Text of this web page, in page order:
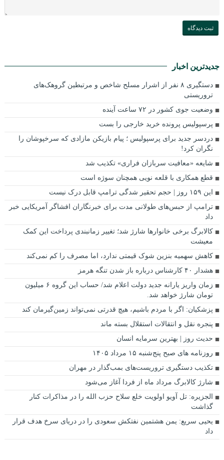
جدیدترین اخبار
دستگیری ۸ نفر از اشرار مسلح شاخص و مرتبطین گروهک‌های
تروریستی
وضعیت جوی کشور در ۷۲ ساعت آینده
پرسپولیس پرونده خرید خارجی را بست
دردسر جدید برای پرسپولیس ؛ پیام بازیکن مازادی که سرخپوشان را
نگران کرد!
شایعه «معافیت سربازان فراری» تکذیب شد
قطع همکاری با قلعه نویی همچنان سوژه است
این ۱۵۹ روز | حجم تحقیر شدگی ترامپ قابل درک نیست
ترامپ از حبس‌های طولانی مدت برای خبرنگاران افشاگر آمریکایی خبر
داد
کالابرگ برخی خانوارها شارژ شد؛ تغییر زمانبندی پرداخت این کمک
معیشت
کاهش سهمیه بنزین شوک قیمتی ندارد، اما مصرف را کم نمی‌کند
هشدار ۴۰ کارشناس درباره باز شدن تنگه هرمز
زمان واریز یارانه جدید دولت اعلام شد/ حساب این گروه ۶ میلیون
تومان شارژ خواهد شد.
پزشکیان: اگر با مردم باشیم، هیچ قدرتی نمی‌تواند زمین‌گیرمان کند
پنجره‌ نقل و انتقالات استقلال بسته ماند
حدیث روز | بهترین سرمایه انسان
روزنامه‌ های صبح پنج‌شنبه ۱۵ مرداد ۱۴۰۵
تکذیب دستگیری تروریست‌های بمب‌گذار در مهران
شارژ کالابرگ مرداد ماه از فردا آغاز می‌شود
الجزیره: تل آویو اولویت خلع سلاح حزب الله را در مذاکرات کنار
گذاشت
یحیی سریع: یمن هشتمین نفتکش سعودی را در دریای سرخ هدف قرار
داد